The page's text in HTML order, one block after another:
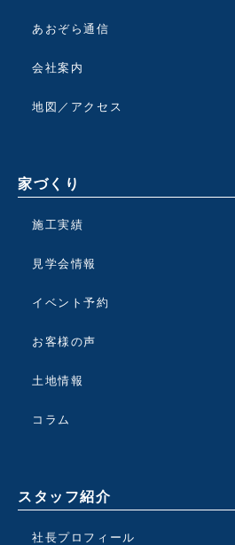
あおぞら通信
会社案内
地図／アクセス
家づくり
施工実績
見学会情報
イベント予約
お客様の声
土地情報
コラム
スタッフ紹介
社長プロフィール